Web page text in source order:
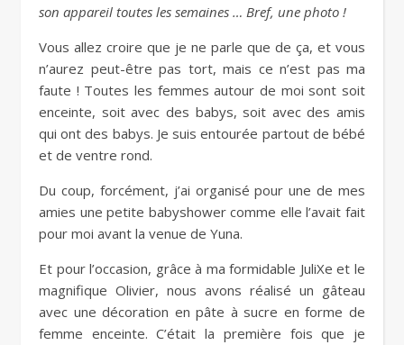
son appareil toutes les semaines … Bref, une photo !
Vous allez croire que je ne parle que de ça, et vous
n’aurez peut-être pas tort, mais ce n’est pas ma
faute ! Toutes les femmes autour de moi sont soit
enceinte, soit avec des babys, soit avec des amis
qui ont des babys. Je suis entourée partout de bébé
et de ventre rond.
Du coup, forcément, j’ai organisé pour une de mes
amies une petite babyshower comme elle l’avait fait
pour moi avant la venue de Yuna.
Et pour l’occasion, grâce à ma formidable JuliXe et le
magnifique Olivier, nous avons réalisé un gâteau
avec une décoration en pâte à sucre en forme de
femme enceinte. C’était la première fois que je